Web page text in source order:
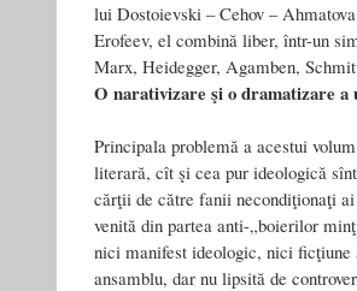
lui Dostoievski – Cehov –
Erofeev, el combină liber, într-un
Marx, Heidegger, Agamben,
O narativizare şi o dramatizare a
Principala problemă a acestui
literară, cît şi cea pur ideologică
cărţii de către fanii necondiţionaţi
venită din partea anti-„boierilor
nici manifest ideologic, nici ficţiune
ansamblu, dar nu lipsită de